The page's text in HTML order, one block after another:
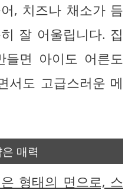
, 치즈나 채소가 듬
잘 어울립니다. 집
면 아이도 어른도
서도 고급스러운 메
매력
형태의 면으로, 스